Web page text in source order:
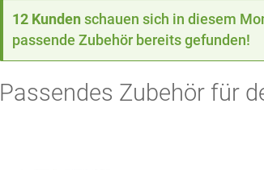
12 Kunden schauen sich in diesem
passende Zubehör bereits gefunden!
Passendes Zubehör für